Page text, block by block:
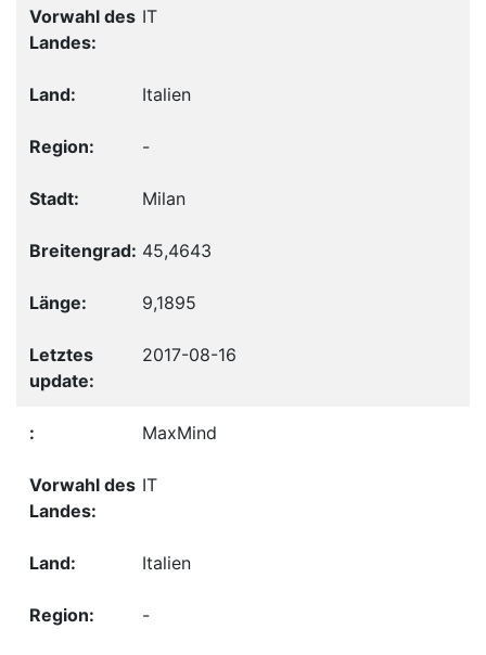
IT
Italien
-
Milan
45,4643
9,1895
2017-08-16
MaxMind
IT
Italien
-